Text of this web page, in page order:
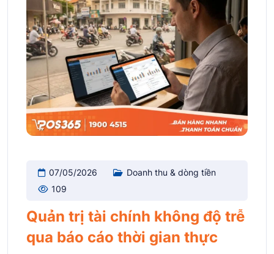
07/05/2026
Doanh thu & dòng tiền
109
Quản trị tài chính không độ trễ
qua báo cáo thời gian thực